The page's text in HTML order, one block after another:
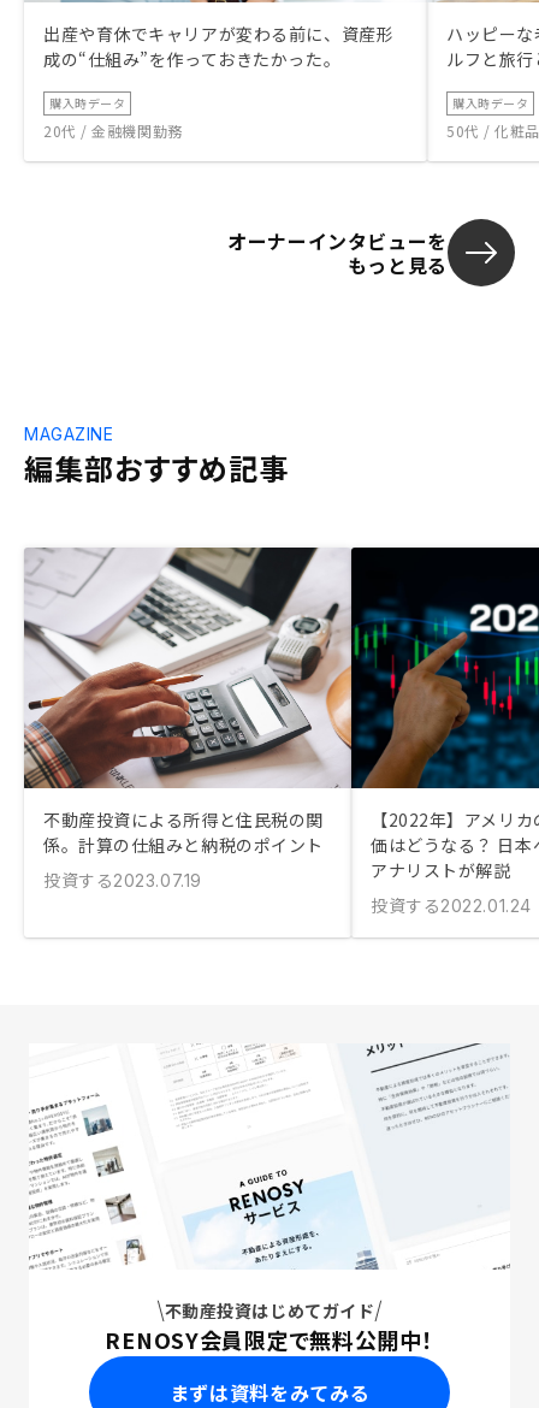
出産や育休でキャリアが変わる前に、資産形
成の“仕組み”を作っておきたかった。
購入時データ
20代 / 金融機関勤務
ハッピー
ルフと旅
購入時データ
50代 / 化粧
オーナーインタビューを
もっと見る
編集部おすすめ記事
MAGAZINE
不動産投資による所得と住民税の関
係。計算の仕組みと納税のポイント
投資する2023.07.19
【2022年】アメリ
価はどうなる？ 日
アナリストが解説
投資する2022.01.24
不動産投資はじめてガイド
RENOSY会員限定で無料公開中！
まずは資料をみてみる